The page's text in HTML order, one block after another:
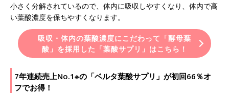
小さく分解されているので、体内に吸収しやすくなり、体内で高
い葉酸濃度を保ちやすくなります。
吸収・体内の葉酸濃度にこだわって「酵母葉
酸」を採用した「葉酸サプリ」はこちら！
7年連続売上No.1※の「ベルタ葉酸サプリ」が初回66％オ
フでお得！